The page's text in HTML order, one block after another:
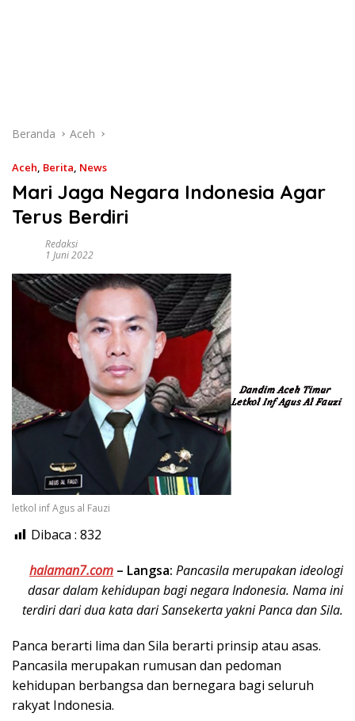
Beranda Aceh
Aceh, Berita, News
Mari Jaga Negara Indonesia Agar
Terus Berdiri
Redaksi
1 Juni 2022
letkol inf Agus al Fauzi
Dibaca : 832
halaman7.com – Langsa: Pancasila merupakan ideologi
dasar dalam kehidupan bagi negara Indonesia. Nama ini
terdiri dari dua kata dari Sansekerta yakni Panca dan Sila.
Panca berarti lima dan Sila berarti prinsip atau asas.
Pancasila merupakan rumusan dan pedoman
kehidupan berbangsa dan bernegara bagi seluruh
rakyat Indonesia.